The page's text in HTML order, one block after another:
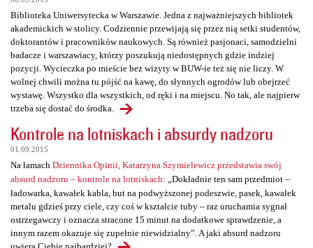
Biblioteka Uniwersytecka w Warszawie. Jedna z najważniejszych bibliotek
akademickich w stolicy. Codziennie przewijają się przez nią setki studentów,
doktorantów i pracowników naukowych. Są również pasjonaci, samodzielni
badacze i warszawiacy, którzy poszukują niedostępnych gdzie indziej
pozycji. Wycieczka po mieście bez wizyty w BUW-ie też się nie liczy. W
wolnej chwili można tu pójść na kawę, do słynnych ogrodów lub obejrzeć
wystawę. Wszystko dla wszystkich, od ręki i na miejscu. No tak, ale najpierw
trzeba się dostać do środka.
Kontrole na lotniskach i absurdy nadzoru
01.09.2015
Na łamach Dziennika Opinii, Katarzyna Szymielewicz przedstawia swój
absurd nadzoru – kontrole na lotniskach: „Dokładnie ten sam przedmiot –
ładowarka, kawałek kabla, but na podwyższonej podeszwie, pasek, kawałek
metalu gdzieś przy ciele, czy coś w kształcie tuby – raz uruchamia sygnał
ostrzegawczy i oznacza stracone 15 minut na dodatkowe sprawdzenie, a
innym razem okazuje się zupełnie niewidzialny”. A jaki absurd nadzoru